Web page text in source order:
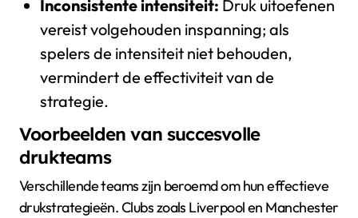
Inconsistente intensiteit: Druk uitoefenen
vereist volgehouden inspanning; als
spelers de intensiteit niet behouden,
vermindert de effectiviteit van de
strategie.
Voorbeelden van succesvolle
drukteams
Verschillende teams zijn beroemd om hun effectieve
drukstrategieën. Clubs zoals Liverpool en Manchester